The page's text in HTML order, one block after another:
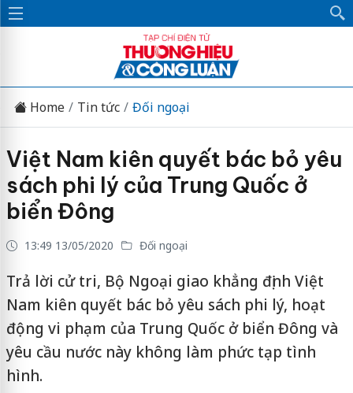
Home Tin tức Đối ngoại
Việt Nam kiên quyết bác bỏ yêu
sách phi lý của Trung Quốc ở
biển Đông
13:49 13/05/2020 Đối ngoại
Trả lời cử tri, Bộ Ngoại giao khẳng định Việt
Nam kiên quyết bác bỏ yêu sách phi lý, hoạt
động vi phạm của Trung Quốc ở biển Đông và
yêu cầu nước này không làm phức tạp tình
hình.